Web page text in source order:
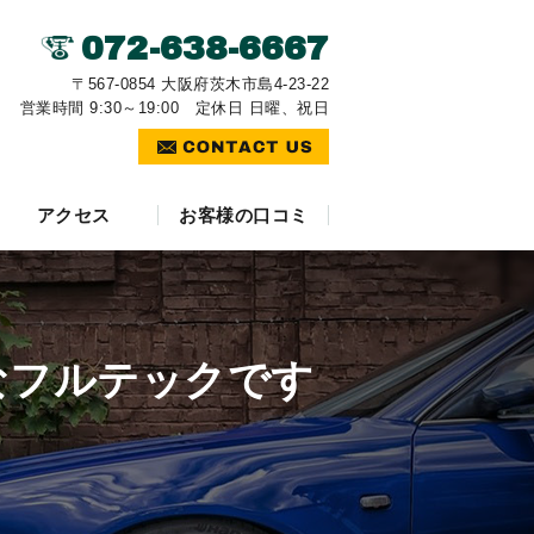
072-638-6667
〒567-0854 大阪府茨木市島4-23-22
営業時間 9:30～19:00 定休日 日曜、祝日
アクセス お客様の口コミ
ルテックです